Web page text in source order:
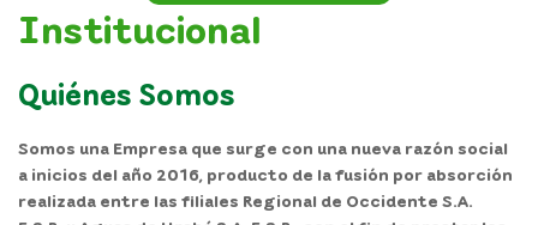
Institucional
Quiénes Somos
Somos una Empresa que surge con una nueva razón social
a inicios del año 2016, producto de la fusión por absorción
realizada entre las filiales Regional de Occidente S.A.